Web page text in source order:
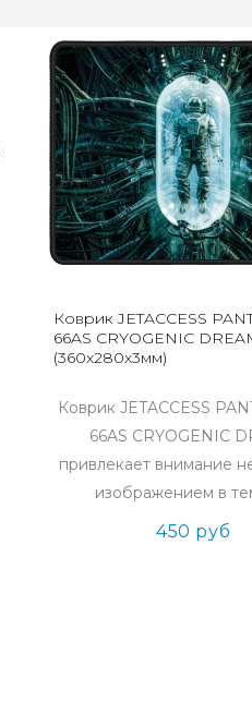
Коврик JETACCESS
66AS CRYOGENIC
(360x280x3мм)
Коврик JETACCESS
66AS CRYOGENIC
привлекает внимание
изображением в
450 руб